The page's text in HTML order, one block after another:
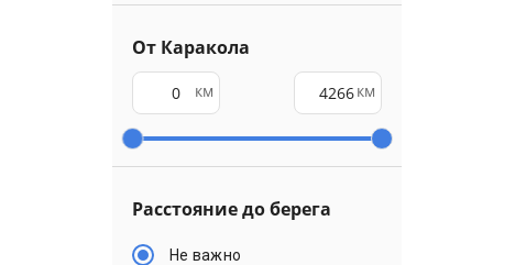
От Каракола
км км
Расстояние до берега
Не важно